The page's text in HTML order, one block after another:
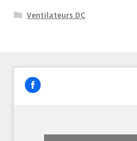
Ventilateurs DC